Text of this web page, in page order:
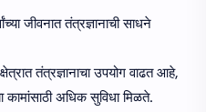
जीवनात तंत्रज्ञानाची साधने
तंत्रज्ञानाचा उपयोग वाढत आहे,
कामांसाठी अधिक सुविधा मिळते.